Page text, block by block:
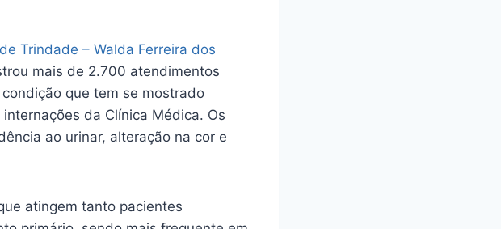
Trindade – Walda Ferreira dos
mais de 2.700 atendimentos
que tem se mostrado
da Clínica Médica. Os
ao urinar, alteração na cor e
atingem tanto pacientes